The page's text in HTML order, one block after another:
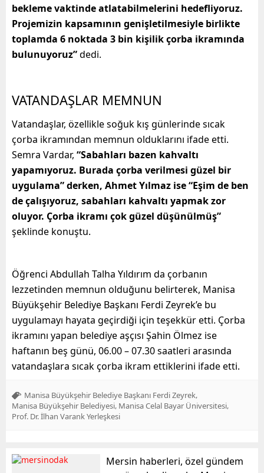
bekleme vaktinde atlatabilmelerini hedefliyoruz.
Projemizin kapsamının genişletilmesiyle birlikte
toplamda 6 noktada 3 bin kişilik çorba ikramında
bulunuyoruz”dedi.
VATANDAŞLAR MEMNUN
Vatandaşlar, özellikle soğuk kış günlerinde sıcak
çorba ikramından memnun olduklarını ifade etti.
Semra Vardar, “Sabahları bazen kahvaltı
yapamıyoruz. Burada çorba verilmesi güzel bir
uygulama” derken, Ahmet Yılmaz ise “Eşim de ben
de çalışıyoruz, sabahları kahvaltı yapmak zor
oluyor. Çorba ikramı çok güzel düşünülmüş”
şeklinde konuştu.
Öğrenci Abdullah Talha Yıldırım da çorbanın
lezzetinden memnun olduğunu belirterek, Manisa
Büyükşehir Belediye Başkanı Ferdi Zeyrek’e bu
uygulamayı hayata geçirdiği için teşekkür etti. Çorba
ikramını yapan belediye aşçısı Şahin Ölmez ise
haftanın beş günü, 06.00 – 07.30 saatleri arasında
vatandaşlara sıcak çorba ikram ettiklerini ifade etti.
Manisa Büyükşehir Belediye Başkanı Ferdi Zeyrek
Manisa Büyükşehir Belediyesi Manisa Celal Bayar Üniversitesi
Prof. Dr. İlhan Varank Yerleşkesi
Mersin haberleri, özel gündem